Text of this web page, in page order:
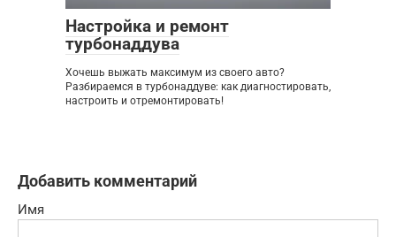
Настройка и ремонт
турбонаддува
Хочешь выжать максимум из своего авто?
Разбираемся в турбонаддуве: как диагностировать,
настроить и отремонтировать!
Добавить комментарий
Имя